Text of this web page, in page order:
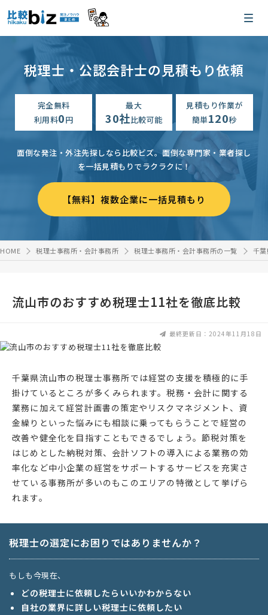
税理士・公認会計士の見積もり依頼
完全無料
利用料0円
最大
30社比較可能
見積もり作業が
簡単120秒
面倒な発注・外注先探しなら比較ビズ。面倒な専門家・業者探し
を一括見積もりでラクラクに！
【無料】複数企業に一括見積もり
HOME 税理士事務所・会計事務所 税理士事務所・会計事務所の一覧 千
流山市のおすすめ税理士11社を徹底比較
最終更新日：2024年11月18日
千葉県流山市の税理士事務所では経営の支援を積極的に手
掛けているところが多くみられます。税務・会計に関する
業務に加えて経営計画書の策定やリスクマネジメント、資
金繰りといった悩みにも相談に乗ってもらうことで経営の
改善や健全化を目指すこともできるでしょう。節税対策を
はじめとした納税対策、会計ソフトの導入による業務の効
率化など中小企業の経営をサポートするサービスを充実さ
せている事務所が多いのもこのエリアの特徴として挙げら
れます。
税理士の選定にお困りではありませんか？
もしも今現在、
どの税理士に依頼したらいいかわからない
自社の業界に詳しい税理士に依頼したい